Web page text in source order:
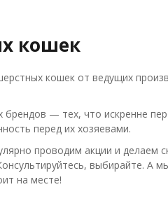
кошек
кошек от ведущих
— тех, что искренне
перед их хозяевами.
проводим акции и делаем
выбирайте. А
на месте!